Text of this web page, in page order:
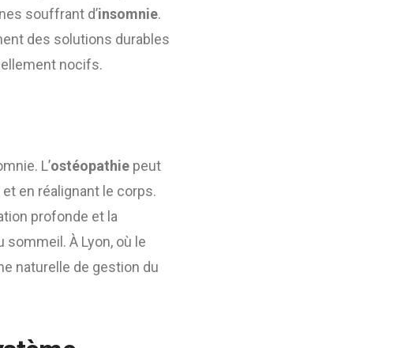
souffrant d’insomnie.
des solutions durables
nocifs.
L’ostéopathie peut
en réalignant le corps.
profonde et la
sommeil. À Lyon, où le
naturelle de gestion du